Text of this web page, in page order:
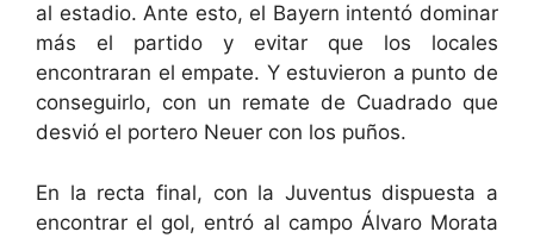
al estadio. Ante esto, el Bayern intentó dominar
más el partido y evitar que los locales
encontraran el empate. Y estuvieron a punto de
conseguirlo, con un remate de Cuadrado que
desvió el portero Neuer con los puños.
En la recta final, con la Juventus dispuesta a
encontrar el gol, entró al campo Álvaro Morata